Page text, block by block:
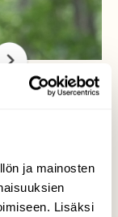
ja mainosten
Lisäksi
kun
puissa.
poikasia ja